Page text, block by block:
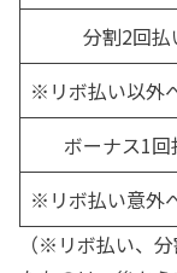
分割2回払
※リボ払い以外
ボーナス1回
※リボ払い意外
（※リボ払い、